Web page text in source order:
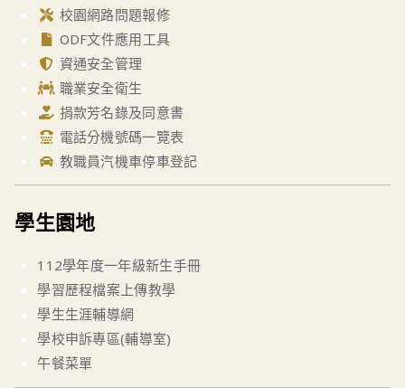
校園網路問題報修
ODF文件應用工具
資通安全管理
職業安全衛生
捐款芳名錄及同意書
電話分機號碼一覽表
教職員汽機車停車登記
學生園地
112學年度一年級新生手冊
學習歷程檔案上傳教學
學生生涯輔導網
學校申訴專區(輔導室)
午餐菜單